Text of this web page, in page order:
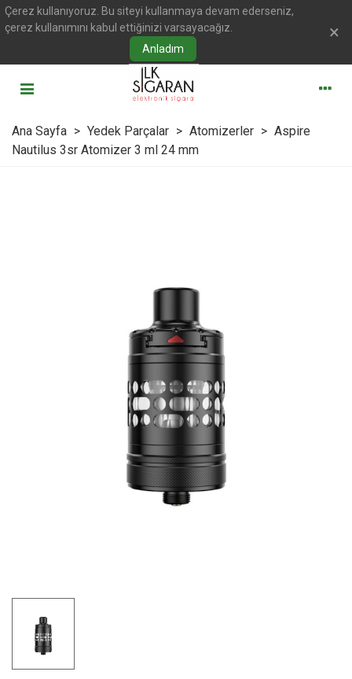
Çerez kullanıyoruz. Bu siteyi kullanmaya devam ederseniz,
çerez kullanımını kabul ettiğinizi varsayacağız.
Anladım
×
Ana Sayfa > Yedek Parçalar > Atomizerler > Aspire
Nautilus 3sr Atomizer 3 ml 24 mm